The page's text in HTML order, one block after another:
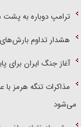
ترامپ دوباره به پشت
هشدار تداوم بارش‌های تابستانه
آغاز جنگ ایران برای
مذاکرات تنگه هرمز
می‌شود